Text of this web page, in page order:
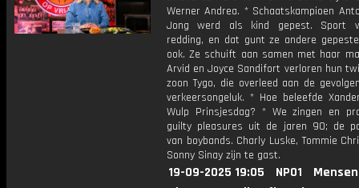
Werner Andrea. * Schaatskampioen
Jong werd als kind gepest. Sport
redding, en dat gunt ze andere
ook. Ze schuift aan samen met haar
Arvid en Joyce Sandifort verloren hun
zoon Tygo, die overleed aan de
verkeersongeluk. * Hoe beleefde
Wulp Prinsjesdag? * We zingen en
guilty pleasures uit de jaren 90; de
van boybands. Charly Luske, Tommie
Sonny Sinay zijn te gast.
19-09-2025 19:05 NPO1